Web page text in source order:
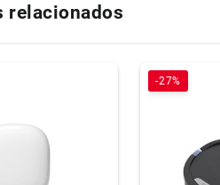
relacionados
-27%